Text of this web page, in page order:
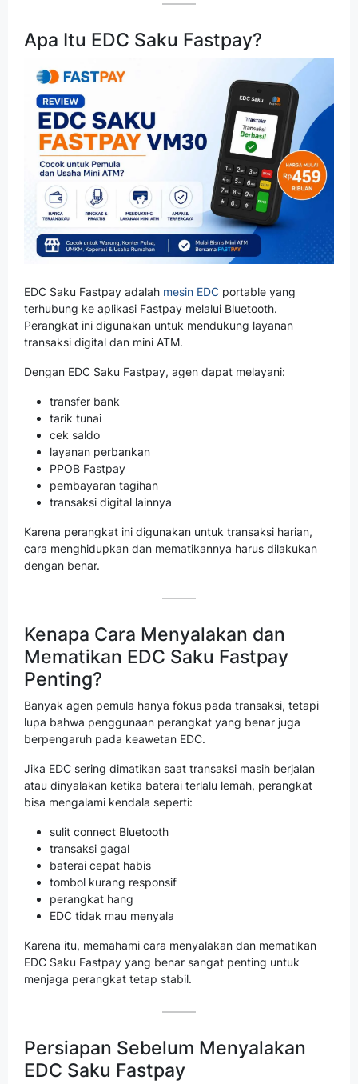
Apa Itu EDC Saku Fastpay?
EDC Saku Fastpay adalah mesin EDC portable yang
terhubung ke aplikasi Fastpay melalui Bluetooth.
Perangkat ini digunakan untuk mendukung layanan
transaksi digital dan mini ATM.
Dengan EDC Saku Fastpay, agen dapat melayani:
transfer bank
tarik tunai
cek saldo
layanan perbankan
PPOB Fastpay
pembayaran tagihan
transaksi digital lainnya
Karena perangkat ini digunakan untuk transaksi harian,
cara menghidupkan dan mematikannya harus dilakukan
dengan benar.
Kenapa Cara Menyalakan dan
Mematikan EDC Saku Fastpay
Penting?
Banyak agen pemula hanya fokus pada transaksi, tetapi
lupa bahwa penggunaan perangkat yang benar juga
berpengaruh pada keawetan EDC.
Jika EDC sering dimatikan saat transaksi masih berjalan
atau dinyalakan ketika baterai terlalu lemah, perangkat
bisa mengalami kendala seperti:
sulit connect Bluetooth
transaksi gagal
baterai cepat habis
tombol kurang responsif
perangkat hang
EDC tidak mau menyala
Karena itu, memahami cara menyalakan dan mematikan
EDC Saku Fastpay yang benar sangat penting untuk
menjaga perangkat tetap stabil.
Persiapan Sebelum Menyalakan
EDC Saku Fastpay